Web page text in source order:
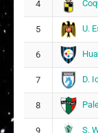
P
18 E
4
5 U.
6
7 D.
8
9 S.